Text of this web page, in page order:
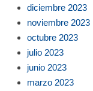
diciembre 2023
noviembre 2023
octubre 2023
julio 2023
junio 2023
marzo 2023